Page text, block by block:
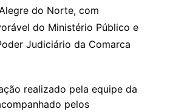
do Norte, com
do Ministério Público e
Judiciário da Comarca
realizado pela equipe da
pelos